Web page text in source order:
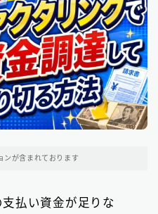
最新】ファクタリング業者一覧
社 200
194
社 13
ンが含まれております
支払い資金が足りな